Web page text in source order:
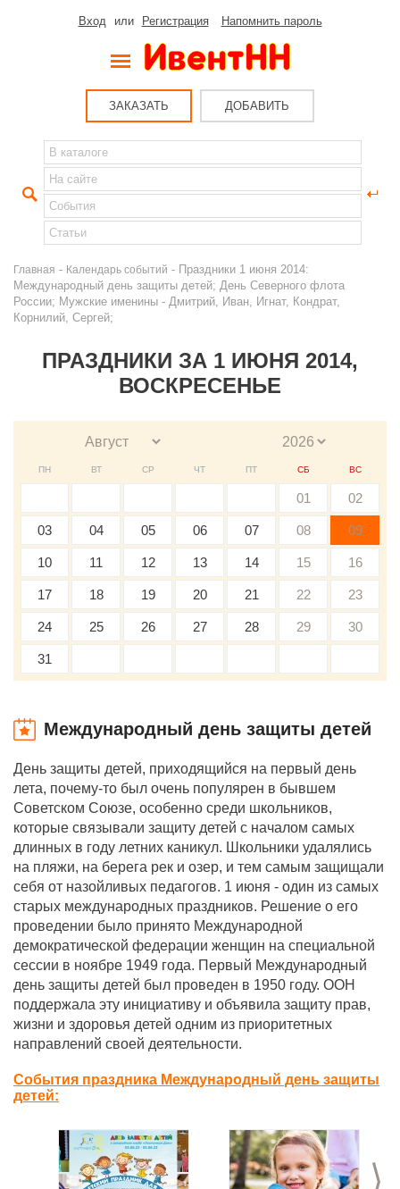
Вход или Регистрация Напомнить пароль
ЗАКАЗАТЬ ДОБАВИТЬ
Главная - Календарь событий - Праздники 1 июня 2014:
Международный день защиты детей; День Северного флота
России; Мужские именины - Дмитрий, Иван, Игнат, Кондрат,
Корнилий, Сергей;
ПРАЗДНИКИ ЗА 1 ИЮНЯ 2014,
ВОСКРЕСЕНЬЕ
ПН ВТ СР ЧТ ПТ СБ ВС
01 02
03 04 05 06 07 08 09
10 11 12 13 14 15 16
17 18 19 20 21 22 23
24 25 26 27 28 29 30
31
Международный день защиты детей
День защиты детей, приходящийся на первый день
лета, почему-то был очень популярен в бывшем
Советском Союзе, особенно среди школьников,
которые связывали защиту детей с началом самых
длинных в году летних каникул. Школьники удалялись
на пляжи, на берега рек и озер, и тем самым защищали
себя от назойливых педагогов. 1 июня - один из самых
старых международных праздников. Решение о его
проведении было принято Международной
демократической федерации женщин на специальной
сессии в ноябре 1949 года. Первый Международный
день защиты детей был проведен в 1950 году. ООН
поддержала эту инициативу и объявила защиту прав,
жизни и здоровья детей одним из приоритетных
направлений своей деятельности.
События праздника Международный день защиты
детей:
>